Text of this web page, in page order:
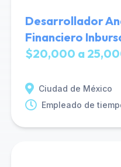
Desarrollador
Financiero
$20,000 a
Ciudad de México
Empleado de